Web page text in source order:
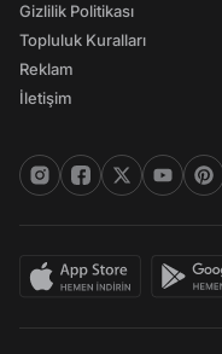
Gizlilik Politikası
Topluluk Kuralları
Reklam
İletişim